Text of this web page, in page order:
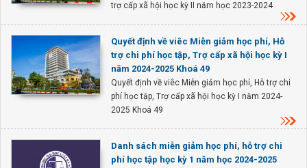
trợ cấp xã hội học kỳ II năm học 2023-2024
Quyết định về viêc Miễn giảm học phí, Hỗ
trợ chi phí học tập, Trợ cấp xã hội học kỳ I
năm 2024-2025 Khoá 49
Quyết định về viêc Miễn giảm học phí, Hỗ trợ chi
phí học tập, Trợ cấp xã hội học kỳ I năm 2024-
2025 Khoá 49
Danh sách miễn giảm học phí, hỗ trợ chi
phí học tập học kỳ 1 năm học 2024-2025